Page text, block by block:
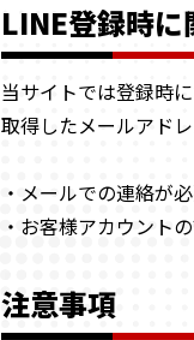
LINE登録時
当サイトでは登録時
取得したメールアド
・メールでの連絡が
・お客様アカウント
注意事項